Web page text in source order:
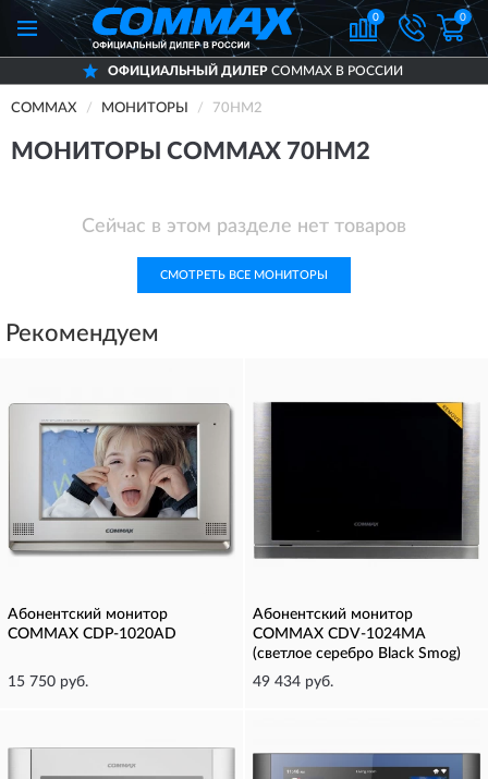
0 0
ОФИЦИАЛЬНЫЙ ДИЛЕР COMMAX В РОССИИ
COMMAX МОНИТОРЫ 70HM2
МОНИТОРЫ COMMAX 70HM2
Сейчас в этом разделе нет товаров
СМОТРЕТЬ ВСЕ МОНИТОРЫ
Рекомендуем
Абонентский монитор
COMMAX CDP-1020AD
15 750 руб.
Абонентский монитор
COMMAX CDV-1024MA
(светлое серебро Black Smog)
49 434 руб.